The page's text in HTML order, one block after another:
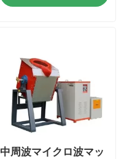
中周波マイクロ波マッ